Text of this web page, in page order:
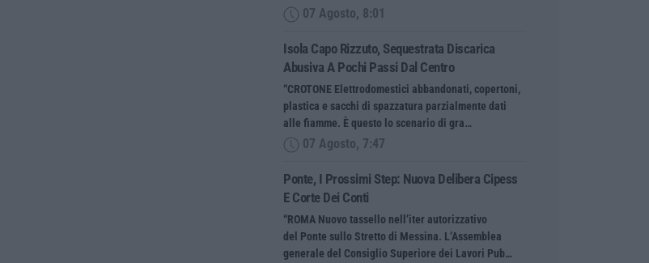
07 Agosto, 8:01
Isola Capo Rizzuto, Sequestrata Discarica
Abusiva A Pochi Passi Dal Centro
“CROTONE Elettrodomestici abbandonati, copertoni,
plastica e sacchi di spazzatura parzialmente dati
alle fiamme. È questo lo scenario di gra…
07 Agosto, 7:47
Ponte, I Prossimi Step: Nuova Delibera Cipess
E Corte Dei Conti
“ROMA Nuovo tassello nell’iter autorizzativo
del Ponte sullo Stretto di Messina. L’Assemblea
generale del Consiglio Superiore dei Lavori Pub…